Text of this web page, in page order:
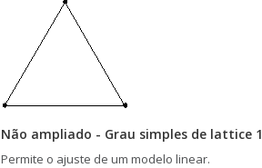
Não ampliado - Grau simples de lattice 1
Permite o ajuste de um modelo linear.